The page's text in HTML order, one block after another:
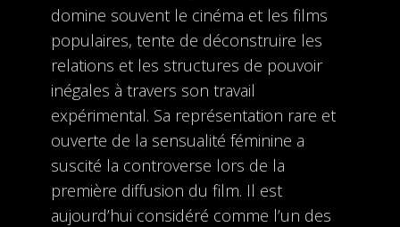
domine souvent le cinéma et les films
populaires, tente de déconstruire les
relations et les structures de pouvoir
inégales à travers son travail
expérimental. Sa représentation rare et
ouverte de la sensualité féminine a
suscité la controverse lors de la
première diffusion du film. Il est
aujourd’hui considéré comme l’un des